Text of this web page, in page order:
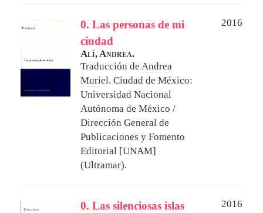
0. Las personas de mi
ciudad
2016
Alí, Andrea.
Traducción de Andrea
Muriel. Ciudad de México:
Universidad Nacional
Autónoma de México /
Dirección General de
Publicaciones y Fomento
Editorial [UNAM]
(Ultramar).
0. Las silenciosas islas
2016